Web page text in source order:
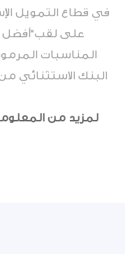
في قطاع التمویل
على لقب"أفضل
المناسبات
البنك الاستثنائي
لمزيد من